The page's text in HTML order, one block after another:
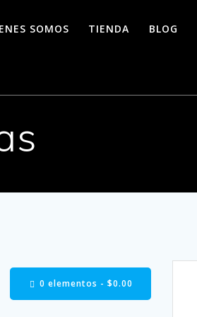
SOMOS TIENDA BLOG
0 elementos -$0.00